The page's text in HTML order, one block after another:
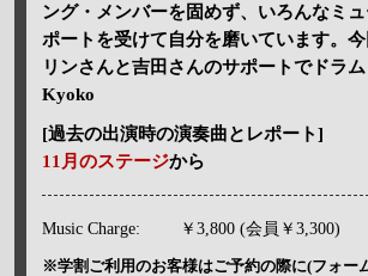
ング・メンバーを固めず、いろんなミ
ポートを受けて自分を磨いています。
リンさんと吉田さんのサポートでド
Kyoko
[過去の出演時の演奏曲とレポート]
11月のステージから
Music Charge: ￥3,800 (会員￥3,300)
※学割ご利用のお客様はご予約の際に(フォー